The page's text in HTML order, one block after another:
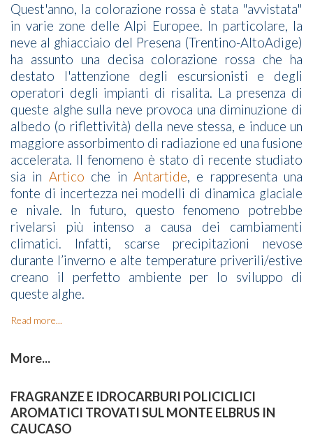
Quest'anno, la colorazione rossa è stata "avvistata"
in varie zone delle Alpi Europee. In particolare, la
neve al ghiacciaio del Presena (Trentino-AltoAdige)
ha assunto una decisa colorazione rossa che ha
destato l'attenzione degli escursionisti e degli
operatori degli impianti di risalita. La presenza di
queste alghe sulla neve provoca una diminuzione di
albedo (o riflettività) della neve stessa, e induce un
maggiore assorbimento di radiazione ed una fusione
accelerata. Il fenomeno è stato di recente studiato
sia in Artico che in Antartide, e rappresenta una
fonte di incertezza nei modelli di dinamica glaciale
e nivale. In futuro, questo fenomeno potrebbe
rivelarsi più intenso a causa dei cambiamenti
climatici. Infatti, scarse precipitazioni nevose
durante l’inverno e alte temperature priverili/estive
creano il perfetto ambiente per lo sviluppo di
queste alghe.
Read more...
More...
FRAGRANZE E IDROCARBURI POLICICLICI
AROMATICI TROVATI SUL MONTE ELBRUS IN
CAUCASO